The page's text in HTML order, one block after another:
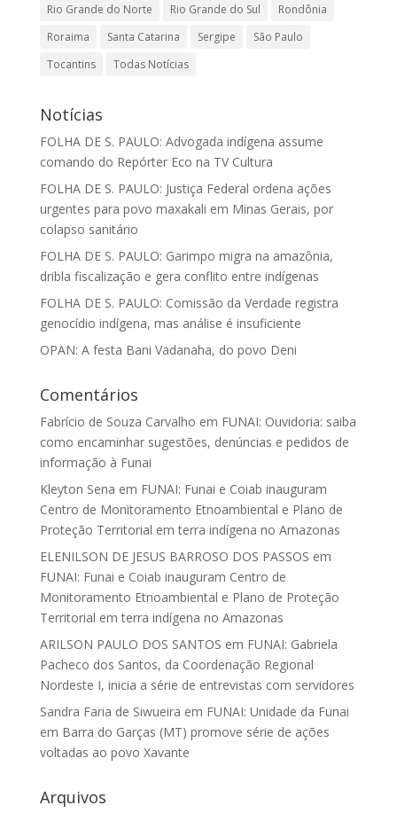
Rio Grande do Norte
Rio Grande do Sul
Rondônia
Roraima
Santa Catarina Sergipe
São Paulo
Tocantins
Todas Notícias
Notícias
FOLHA DE S. PAULO: Advogada indígena assume
comando do Repórter Eco na TV Cultura
FOLHA DE S. PAULO: Justiça Federal ordena ações
urgentes para povo maxakali em Minas Gerais, por
colapso sanitário
FOLHA DE S. PAULO: Garimpo migra na amazônia,
dribla fiscalização e gera conflito entre indígenas
FOLHA DE S. PAULO: Comissão da Verdade registra
genocídio indígena, mas análise é insuficiente
OPAN: A festa Bani Vadanaha, do povo Deni
Comentários
Fabrício de Souza Carvalho em FUNAI: Ouvidoria: saiba
como encaminhar sugestões, denúncias e pedidos de
informação à Funai
Kleyton Sena em FUNAI: Funai e Coiab inauguram
Centro de Monitoramento Etnoambiental e Plano de
Proteção Territorial em terra indígena no Amazonas
ELENILSON DE JESUS BARROSO DOS PASSOS em
FUNAI: Funai e Coiab inauguram Centro de
Monitoramento Etnoambiental e Plano de Proteção
Territorial em terra indígena no Amazonas
ARILSON PAULO DOS SANTOS em FUNAI: Gabriela
Pacheco dos Santos, da Coordenação Regional
Nordeste I, inicia a série de entrevistas com servidores
Sandra Faria de Siwueira em FUNAI: Unidade da Funai
em Barra do Garças (MT) promove série de ações
voltadas ao povo Xavante
Arquivos